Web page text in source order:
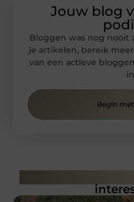
Jouw blog
Bloggen was nog nooit
je artikelen, bereik
van een actieve
Begin